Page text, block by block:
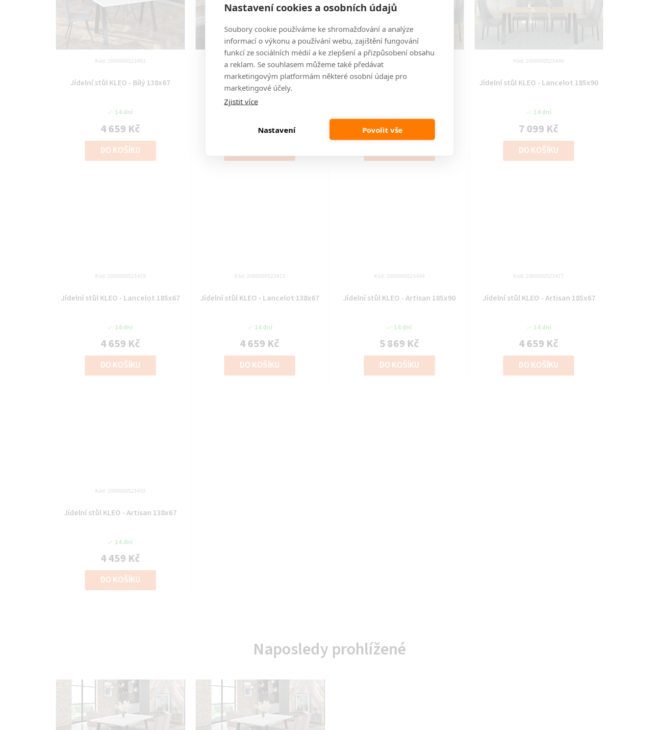
Nastavení cookies a osobních údajů
Soubory cookie používáme ke shromažďování a analýze
informací o výkonu a používání webu, zajištění fungování
funkcí ze sociálních médií a ke zlepšení a přizpůsobení obsahu
a reklam. Se souhlasem můžeme také předávat
marketingovým platformám některé osobní údaje pro
marketingové účely.
Zjistit více
Nastavení Povolit vše
Jídelní stůl KLEO - Bílý 138x67
14 dní
4 659 Kč
DO KOŠÍKU
Kód: 2000000523491
Jídelní stůl KLEO - Bílý 185x67
4 659 Kč
Kód:2000000523514
Jídelní stůl KLEO - Bílý 185x90
5 729 Kč
Kód:
Jídelní stůl KLEO - Lancelot 185x90
14 dní
7 099 Kč
DO KOŠÍKU
Kód: 2000000523446
Jídelní stůl KLEO - Lancelot 185x67
14 dní
4 659 Kč
DO KOŠÍKU
Kód: 2000000523439
Jídelní stůl KLEO - Lancelot 138x67
14 dní
4 659 Kč
DO KOŠÍKU
Kód: 2000000523415
Jídelní stůl KLEO - Artisan 185x90
14 dní
5 869 Kč
DO KOŠÍKU
Kód: 2000000523484
Jídelní stůl KLEO - Artisan 185x67
14 dní
4 659 Kč
DO KOŠÍKU
Kód: 2000000523477
Jídelní stůl KLEO - Artisan 138x67
14 dní
4 459 Kč
DO KOŠÍKU
Kód: 2000000523453
Naposledy prohlížené